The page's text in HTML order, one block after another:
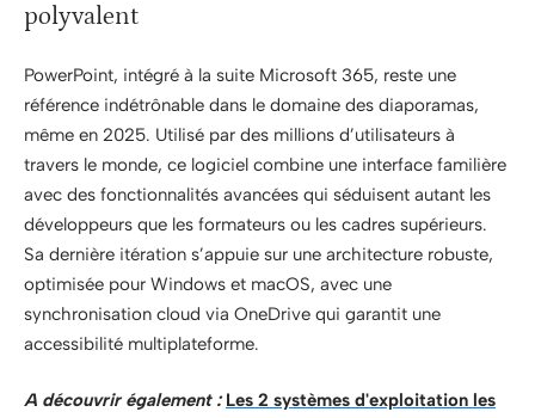
polyvalent
PowerPoint, intégré à la suite Microsoft 365, reste une
référence indétrônable dans le domaine des diaporamas,
même en 2025. Utilisé par des millions d’utilisateurs à
travers le monde, ce logiciel combine une interface familière
avec des fonctionnalités avancées qui séduisent autant les
développeurs que les formateurs ou les cadres supérieurs.
Sa dernière itération s’appuie sur une architecture robuste,
optimisée pour Windows et macOS, avec une
synchronisation cloud via OneDrive qui garantit une
accessibilité multiplateforme.
A découvrir également : Les 2 systèmes d'exploitation les